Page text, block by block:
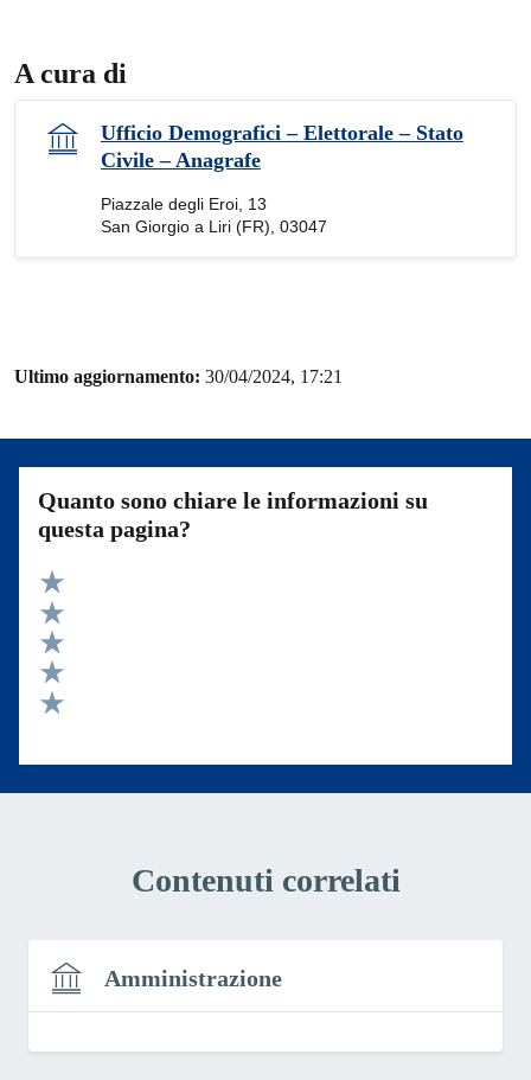
A cura di
Ufficio Demografici – Elettorale – Stato
Civile – Anagrafe
Piazzale degli Eroi, 13
San Giorgio a Liri (FR), 03047
Ultimo aggiornamento: 30/04/2024, 17:21
Quanto sono chiare le informazioni su
questa pagina?
Valuta 5 stelle su 5
Valuta 4 stelle su 5
Valuta 3 stelle su 5
Valuta 2 stelle su 5
Contenuti correlati
Amministrazione